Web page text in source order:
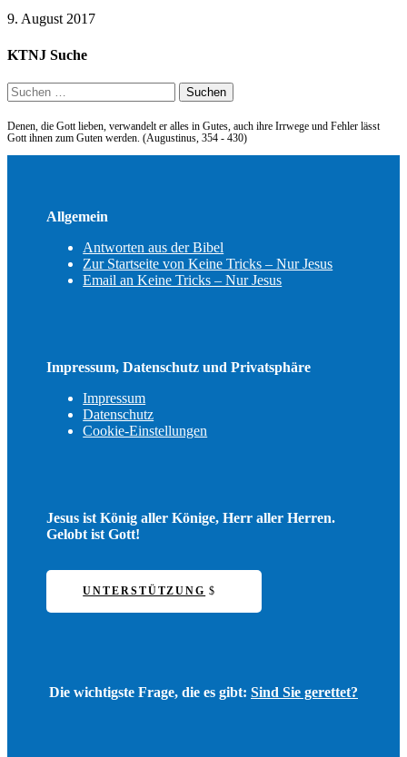
9. August 2017
KTNJ Suche
Suchen
nach:
Denen, die Gott lieben, verwandelt er alles in Gutes, auch ihre Irrwege und Fehler lässt
Gott ihnen zum Guten werden. (Augustinus, 354 - 430)
Allgemein
Antworten aus der Bibel
Zur Startseite von Keine Tricks – Nur Jesus
Email an Keine Tricks – Nur Jesus
Impressum, Datenschutz und Privatsphäre
Impressum
Datenschutz
Cookie-Einstellungen
Jesus ist König aller Könige, Herr aller Herren.
Gelobt ist Gott!
UNTERSTÜTZUNG
Die wichtigste Frage, die es gibt: Sind Sie gerettet?